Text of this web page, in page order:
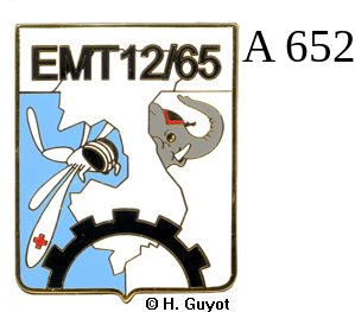
A